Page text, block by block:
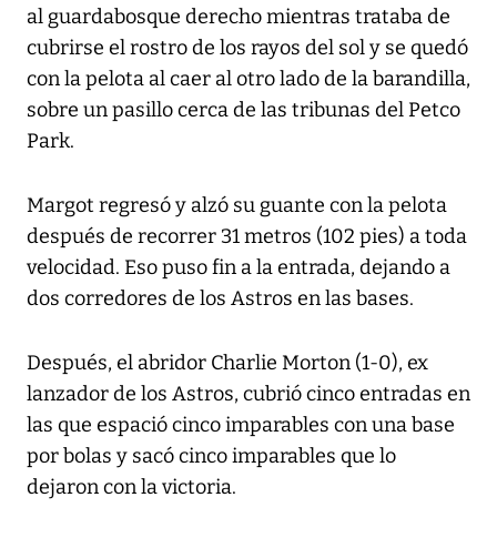
al guardabosque derecho mientras trataba de
cubrirse el rostro de los rayos del sol y se quedó
con la pelota al caer al otro lado de la barandilla,
sobre un pasillo cerca de las tribunas del Petco
Park.
Margot regresó y alzó su guante con la pelota
después de recorrer 31 metros (102 pies) a toda
velocidad. Eso puso fin a la entrada, dejando a
dos corredores de los Astros en las bases.
Después, el abridor Charlie Morton (1-0), ex
lanzador de los Astros, cubrió cinco entradas en
las que espació cinco imparables con una base
por bolas y sacó cinco imparables que lo
dejaron con la victoria.